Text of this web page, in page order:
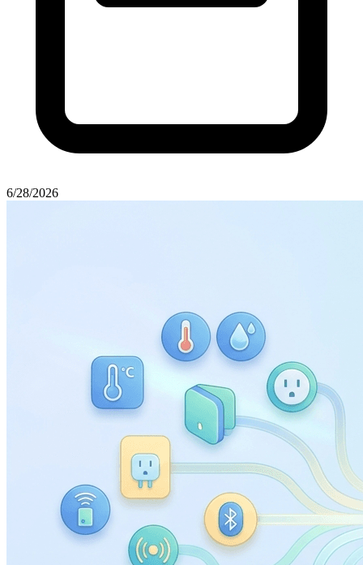
6/28/2026